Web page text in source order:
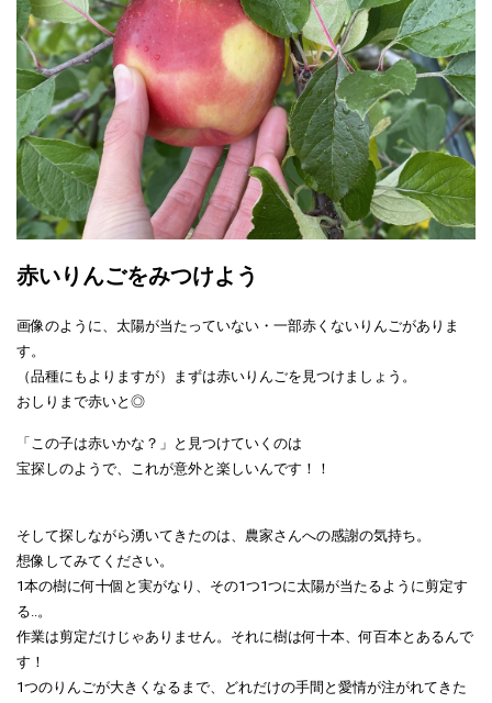
赤いりんごをみつけよう
画像のように、太陽が当たっていない・一部赤くないりんごがありま
す。
（品種にもよりますが）まずは赤いりんごを見つけましょう。
おしりまで赤いと◎
「この子は赤いかな？」と見つけていくのは
宝探しのようで、これが意外と楽しいんです！！
そして探しながら湧いてきたのは、農家さんへの感謝の気持ち。
想像してみてください。
1本の樹に何十個と実がなり、その1つ1つに太陽が当たるように剪定す
る..。
作業は剪定だけじゃありません。それに樹は何十本、何百本とあるんで
す！
1つのりんごが大きくなるまで、どれだけの手間と愛情が注がれてきた